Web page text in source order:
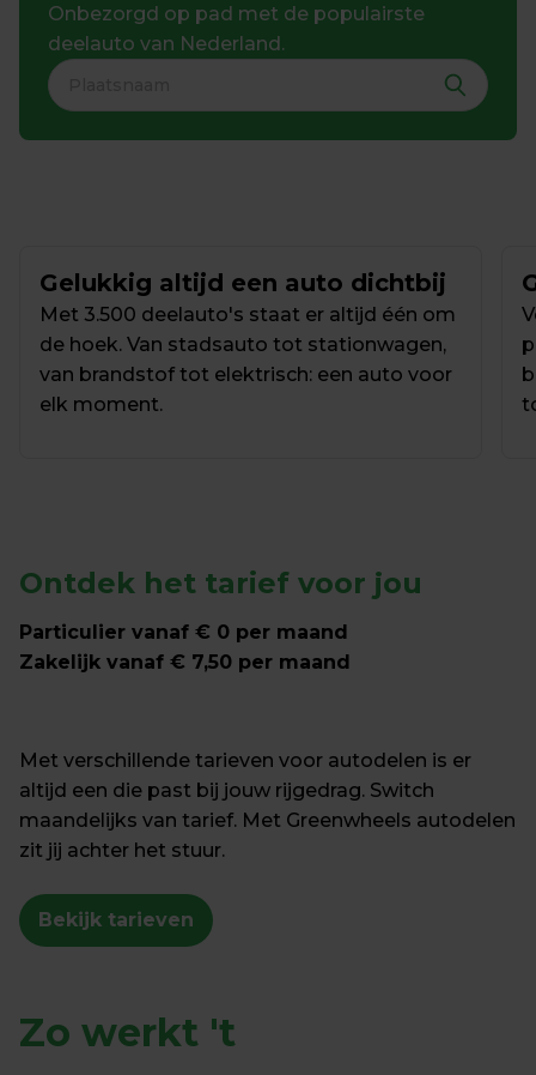
Onbezorgd op pad met de populairste
deelauto van Nederland.
Gelukkig altijd een auto dichtbij
Met 3.500 deelauto's staat er altijd één om
de hoek. Van stadsauto tot stationwagen,
van brandstof tot elektrisch: een auto voor
elk moment.
Ontdek het tarief voor jou
Particulier vanaf € 0 per maand
Zakelijk vanaf € 7,50 per maand
Met verschillende tarieven voor autodelen is er
altijd een die past bij jouw rijgedrag. Switch
maandelijks van tarief. Met Greenwheels autodelen
zit jij achter het stuur.
Bekijk tarieven
Zo werkt 't